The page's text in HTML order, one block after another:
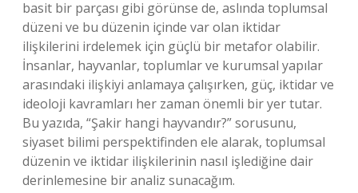
basit bir parçası gibi görünse de, aslında toplumsal
düzeni ve bu düzenin içinde var olan iktidar
ilişkilerini irdelemek için güçlü bir metafor olabilir.
İnsanlar, hayvanlar, toplumlar ve kurumsal yapılar
arasındaki ilişkiyi anlamaya çalışırken, güç, iktidar ve
ideoloji kavramları her zaman önemli bir yer tutar.
Bu yazıda, “Şakir hangi hayvandır?” sorusunu,
siyaset bilimi perspektifinden ele alarak, toplumsal
düzenin ve iktidar ilişkilerinin nasıl işlediğine dair
derinlemesine bir analiz sunacağım.